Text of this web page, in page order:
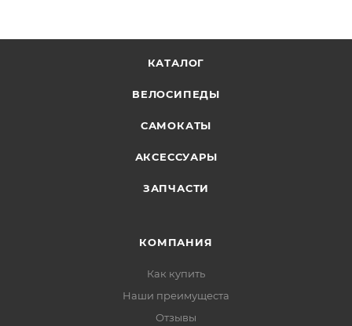
КАТАЛОГ
ВЕЛОСИПЕДЫ
САМОКАТЫ
АКСЕССУАРЫ
ЗАПЧАСТИ
КОМПАНИЯ
Как купить
Наши преимущеста
Отзывы